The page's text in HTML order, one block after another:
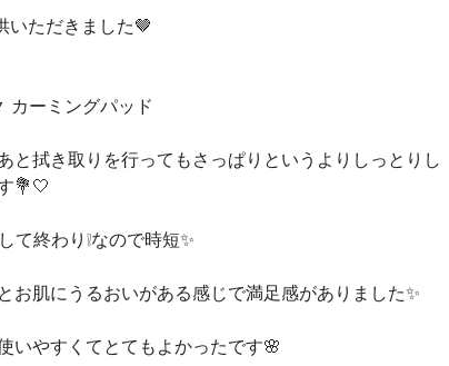
いただきました🤎
ーミングパッド
と拭き取りを行ってもさっぱりというよりしっとりし
💐🤍
終わり❕なので時短✨️
お肌にうるおいがある感じで満足感がありました✨️
いやすくてとてもよかったです🌸